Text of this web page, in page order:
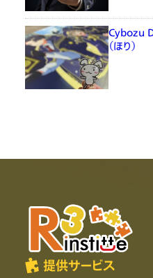
Cybozu
（ほり）
提供サービス